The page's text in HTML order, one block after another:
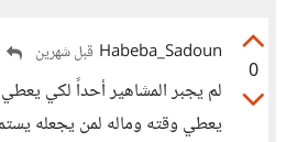
0
Habeba_Sadoun قبل شهرين
لم يجبر المشاهير أحداً لكي يعطي
يعطي وقته وماله لمن يجعله